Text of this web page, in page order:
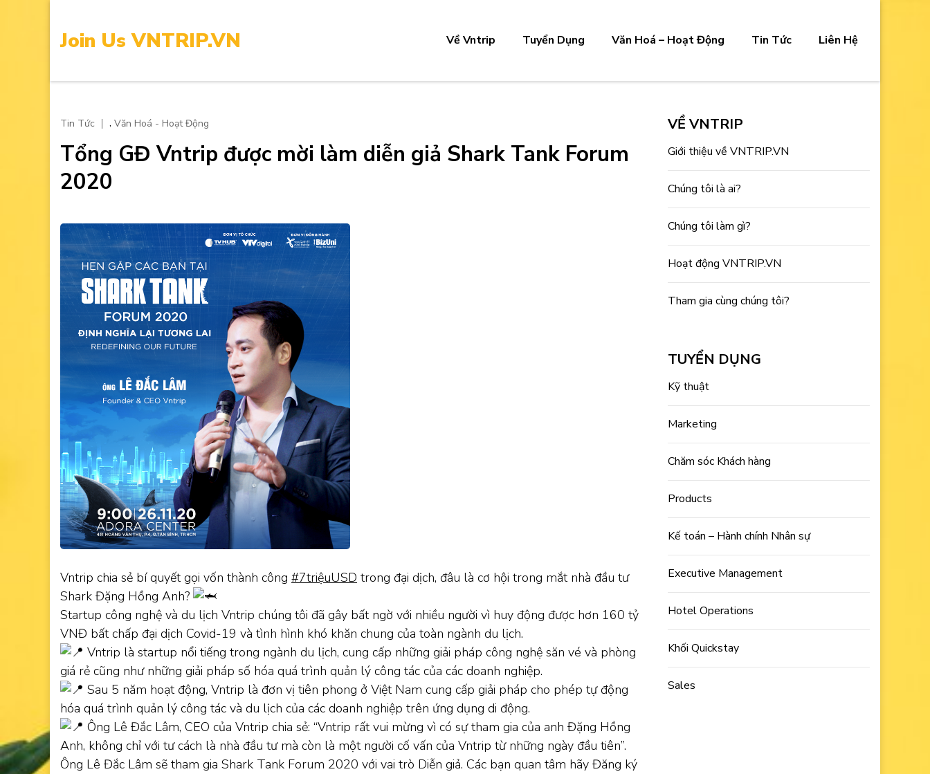
content
Enter)
Join Us VNTRIP.VN Về Vntrip Tuyển Dụng Văn Hoá – Hoạt Động Tin Tức Liên Hệ
Tin Tức , Văn Hoá - Hoạt Động
Tổng GĐ Vntrip được mời làm diễn giả Shark Tank Forum
2020
Vntrip chia sẻ bí quyết gọi vốn thành công #7triệuUSD trong đại dịch, đâu là cơ hội trong mắt nhà đầu tư
Shark Đặng Hồng Anh?
Startup công nghệ và du lịch Vntrip chúng tôi đã gây bất ngờ với nhiều người vì huy động được hơn 160 tỷ
VNĐ bất chấp đại dịch Covid-19 và tình hình khó khăn chung của toàn ngành du lịch.
Vntrip là startup nổi tiếng trong ngành du lịch, cung cấp những giải pháp công nghệ săn vé và phòng
giá rẻ cũng như những giải pháp số hóa quá trình quản lý công tác của các doanh nghiệp.
Sau 5 năm hoạt động, Vntrip là đơn vị tiên phong ở Việt Nam cung cấp giải pháp cho phép tự động
hóa quá trình quản lý công tác và du lịch của các doanh nghiệp trên ứng dụng di động.
Ông Lê Đắc Lâm, CEO của Vntrip chia sẻ: “Vntrip rất vui mừng vì có sự tham gia của anh Đặng Hồng
Anh, không chỉ với tư cách là nhà đầu tư mà còn là một người cố vấn của Vntrip từ những ngày đầu tiên”.
Ông Lê Đắc Lâm sẽ tham gia Shark Tank Forum 2020 với vai trò Diễn giả. Các bạn quan tâm hãy Đăng ký
VỀ VNTRIP
Giới thiệu về VNTRIP.VN
Chúng tôi là ai?
Chúng tôi làm gì?
Hoạt động VNTRIP.VN
Tham gia cùng chúng tôi?
TUYỂN DỤNG
Kỹ thuật
Marketing
Chăm sóc Khách hàng
Products
Kế toán – Hành chính Nhân sự
Executive Management
Hotel Operations
Khối Quickstay
Sales